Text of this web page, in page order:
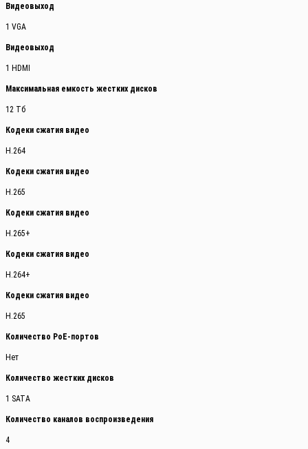
Видеовыход
1 VGA
Видеовыход
1 HDMI
Максимальная емкость жестких дисков
12 Тб
Кодеки сжатия видео
H.264
Кодеки сжатия видео
H.265
Кодеки сжатия видео
H.265+
Кодеки сжатия видео
H.264+
Кодеки сжатия видео
H.265
Количество PoE-портов
Нет
Количество жестких дисков
1 SATA
Количество каналов воспроизведения
4